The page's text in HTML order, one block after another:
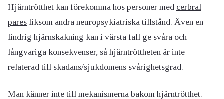
Hjärntrötthet kan förekomma hos personer med cerbral
pares liksom andra neuropsykiatriska tillstånd. Även en
lindrig hjärnskakning kan i värsta fall ge svåra och
långvariga konsekvenser, så hjärntröttheten är inte
relaterad till skadans/sjukdomens svårighetsgrad.
Man känner inte till mekanismerna bakom hjärntrötthet.